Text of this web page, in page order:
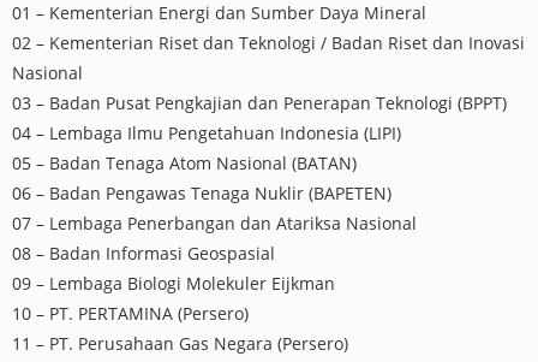
01 – Kementerian Energi dan Sumber Daya Mineral
02 – Kementerian Riset dan Teknologi / Badan Riset dan Inovasi
Nasional
03 – Badan Pusat Pengkajian dan Penerapan Teknologi (BPPT)
04 – Lembaga Ilmu Pengetahuan Indonesia (LIPI)
05 – Badan Tenaga Atom Nasional (BATAN)
06 – Badan Pengawas Tenaga Nuklir (BAPETEN)
07 – Lembaga Penerbangan dan Atariksa Nasional
08 – Badan Informasi Geospasial
09 – Lembaga Biologi Molekuler Eijkman
10 – PT. PERTAMINA (Persero)
11 – PT. Perusahaan Gas Negara (Persero)